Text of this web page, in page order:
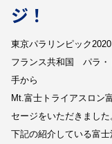
ジ！
東京パラリンピック
フランス共和国 パラ・
手から
Mt.富士トライアスロン
セージをいただきました
下記の紹介している富士